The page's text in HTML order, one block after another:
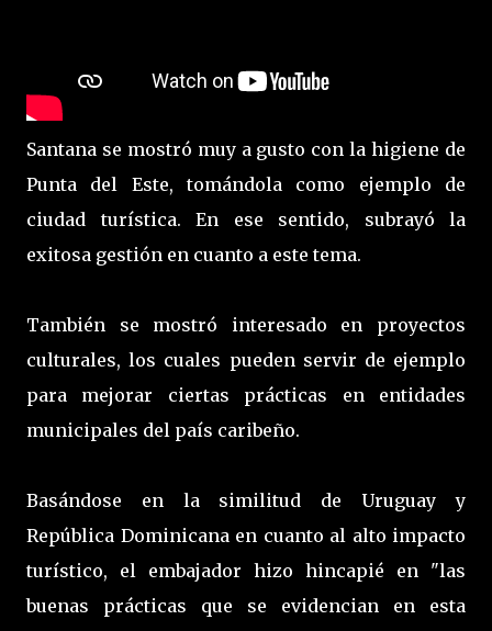
Santana se mostró muy a gusto con la higiene de
Punta del Este, tomándola como ejemplo de
ciudad turística. En ese sentido, subrayó la
exitosa gestión en cuanto a este tema.
También se mostró interesado en proyectos
culturales, los cuales pueden servir de ejemplo
para mejorar ciertas prácticas en entidades
municipales del país caribeño.
Basándose en la similitud de Uruguay y
República Dominicana en cuanto al alto impacto
turístico, el embajador hizo hincapié en "las
buenas prácticas que se evidencian en esta